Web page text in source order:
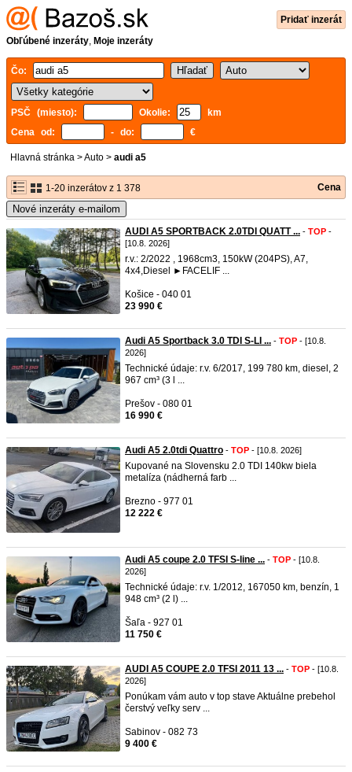
Pridať inzerát
Obľúbené inzeráty, Moje inzeráty
Čo:
PSČ (miesto): Okolie:
km
Cena od:
- do: €
Hlavná stránka >Auto > audi a5
1-20 inzerátov z 1 378 Cena
Nové inzeráty e-mailom
AUDI A5 SPORTBACK 2.0TDI QUATT ... - TOP -
[10.8. 2026]
r.v.: 2/2022 , 1968cm3, 150kW (204PS), A7,
4x4,Diesel ►FACELIF ...
Košice - 040 01
23 990 €
Audi A5 Sportback 3.0 TDI S-LI ... - TOP - [10.8.
2026]
Technické údaje: r.v. 6/2017, 199 780 km, diesel, 2
967 cm³ (3 l ...
Prešov - 080 01
16 990 €
Audi A5 2.0tdi Quattro - TOP - [10.8. 2026]
Kupované na Slovensku 2.0 TDI 140kw biela
metalíza (nádherná farb ...
Brezno - 977 01
12 222 €
Audi A5 coupe 2.0 TFSI S-line ... - TOP - [10.8.
2026]
Technické údaje: r.v. 1/2012, 167050 km, benzín, 1
948 cm³ (2 l) ...
Šaľa - 927 01
11 750 €
AUDI A5 COUPE 2.0 TFSI 2011 13 ... - TOP - [10.8.
2026]
Ponúkam vám auto v top stave Aktuálne prebehol
čerstvý veľky serv ...
Sabinov - 082 73
9 400 €